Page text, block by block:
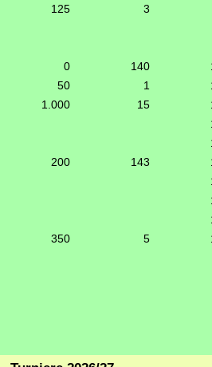
125 3
0 140
50 1
1.000 15
200 143
350 5